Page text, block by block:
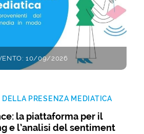
10/09/2026
PRESENZA MEDIATICA
la piattaforma per il
e l’analisi del sentiment